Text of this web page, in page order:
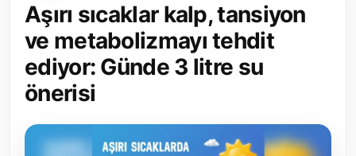
Yerel Yönetimler
Mülki İdare
Toplum ve Yaşam
Sivil Toplum Kuruluşları
Aşırı sıcaklar kalp, tansiyon
ve metabolizmayı tehdit
ediyor: Günde 3 litre su
önerisi